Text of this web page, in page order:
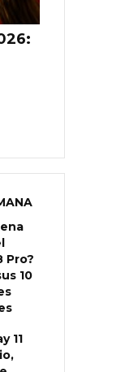
Pro?
10
11